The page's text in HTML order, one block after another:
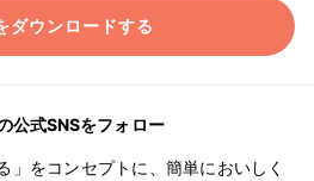
ダウンロードする
公式SNSをフォロー
」をコンセプトに、簡単においしく